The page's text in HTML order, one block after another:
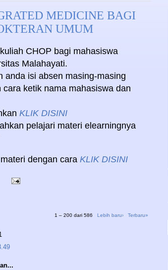
MEDICINE BAGI
UMUM
CHOP bagi mahasiswa
Malahayati.
anda isi absen masing-masing
ketik nama mahasiswa dan
KLIK DISINI
pelajari materi elearningnya
dengan cara KLIK DISINI
1 – 200 dari 586 Lebih baru› Terbaru»